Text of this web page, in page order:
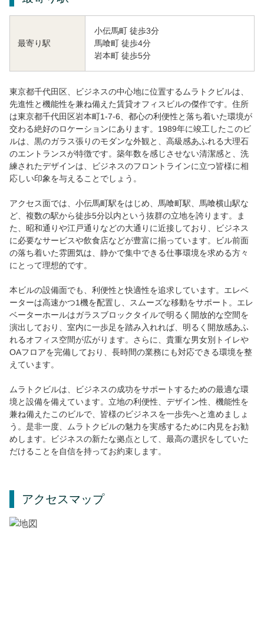
最寄り駅
小伝馬町 徒歩3分
馬喰町 徒歩4分
岩本町 徒歩5分
東京都千代田区、ビジネスの中心地に位置するムラトクビルは、
先進性と機能性を兼ね備えた賃貸オフィスビルの傑作です。住所
は東京都千代田区岩本町1-7-6、都心の利便性と落ち着いた環境が
交わる絶好のロケーションにあります。1989年に竣工したこのビ
ルは、黒のガラス張りのモダンな外観と、高級感あふれる大理石
のエントランスが特徴です。築年数を感じさせない清潔感と、洗
練されたデザインは、ビジネスのフロントラインに立つ皆様に相
応しい印象を与えることでしょう。
アクセス面では、小伝馬町駅をはじめ、馬喰町駅、馬喰横山駅な
ど、複数の駅から徒歩5分以内という抜群の立地を誇ります。ま
た、昭和通りや江戸通りなどの大通りに近接しており、ビジネス
に必要なサービスや飲食店などが豊富に揃っています。ビル前面
の落ち着いた雰囲気は、静かで集中できる仕事環境を求める方々
にとって理想的です。
本ビルの設備面でも、利便性と快適性を追求しています。エレベ
ーターは高速かつ1機を配置し、スムーズな移動をサポート。エレ
ベーターホールはガラスブロックタイルで明るく開放的な空間を
演出しており、室内に一歩足を踏み入れれば、明るく開放感あふ
れるオフィス空間が広がります。さらに、貴重な男女別トイレや
OAフロアを完備しており、長時間の業務にも対応できる環境を整
えています。
ムラトクビルは、ビジネスの成功をサポートするための最適な環
境と設備を備えています。立地の利便性、デザイン性、機能性を
兼ね備えたこのビルで、皆様のビジネスを一歩先へと進めましょ
う。是非一度、ムラトクビルの魅力を実感するために内見をお勧
めします。ビジネスの新たな拠点として、最高の選択をしていた
だけることを自信を持ってお約束します。
アクセスマップ